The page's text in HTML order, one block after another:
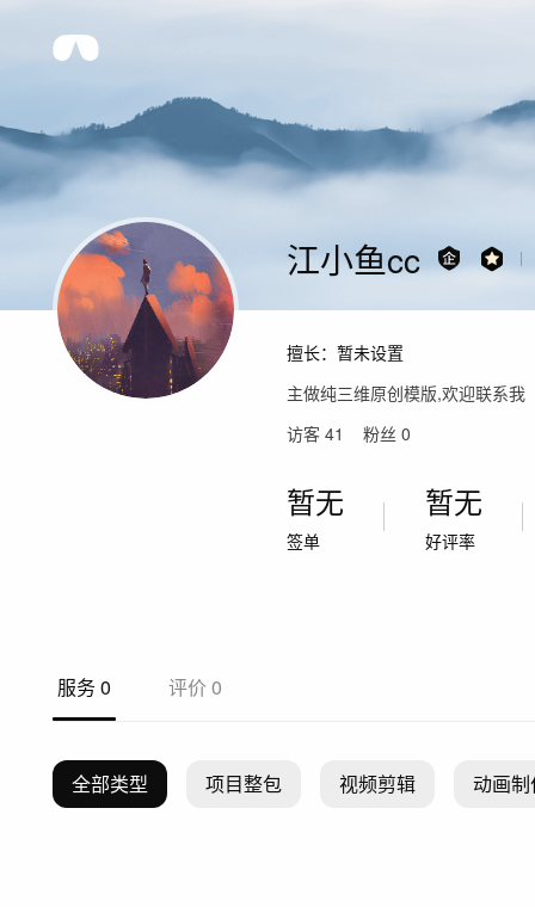
江小鱼cc
擅长： 暂未设置
主做纯三维原创模版,欢迎联系我
访客 41 粉丝 0
暂无
签单
暂无
好评率
服务0 评价 0
全部类型 项目整包 视频剪辑 动画制